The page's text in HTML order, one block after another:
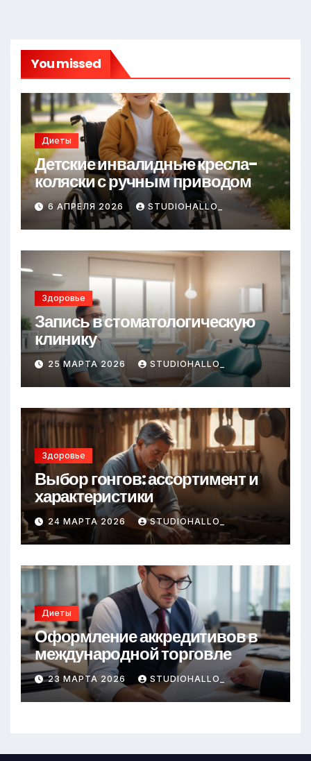
You missed
Диеты
Детские инвалидные кресла-
коляски с ручным приводом
6 АПРЕЛЯ 2026 STUDIOHALLO_
Здоровье
Запись в стоматологическую
клинику
25 МАРТА 2026 STUDIOHALLO_
Здоровье
Выбор гонгов: ассортимент и
характеристики
24 МАРТА 2026 STUDIOHALLO_
Диеты
Оформление аккредитивов в
международной торговле
23 МАРТА 2026 STUDIOHALLO_